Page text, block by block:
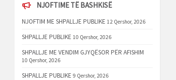
NJOFTIME TË BASHKISË
NJOFTIM ME SHPALLJE PUBLIKE 12 Qershor, 2026
SHPALLJE PUBLIKE 10 Qershor, 2026
SHPALLJE ME VENDIM GJYQËSOR PËR AFISHIM
10 Qershor, 2026
SHPALLJE PUBLIKE 9 Qershor, 2026